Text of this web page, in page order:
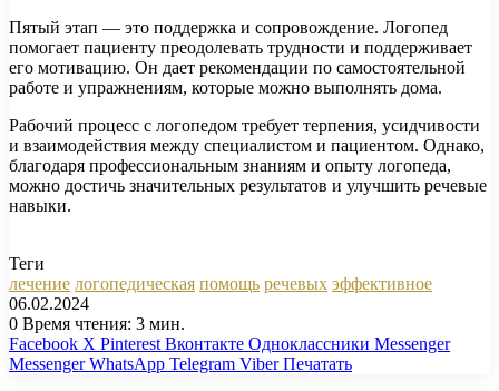
Пятый этап — это поддержка и сопровождение. Логопед
помогает пациенту преодолевать трудности и поддерживает
его мотивацию. Он дает рекомендации по самостоятельной
работе и упражнениям, которые можно выполнять дома.
Рабочий процесс с логопедом требует терпения, усидчивости
и взаимодействия между специалистом и пациентом. Однако,
благодаря профессиональным знаниям и опыту логопеда,
можно достичь значительных результатов и улучшить речевые
навыки.
Теги
лечение логопедическая помощь речевых эффективное
06.02.2024
0 Время чтения: 3 мин.
Facebook X Pinterest Вконтакте Одноклассники Messenger
Messenger WhatsApp Telegram Viber Печатать